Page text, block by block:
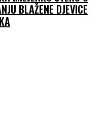
BLAŽENE DJEVICE